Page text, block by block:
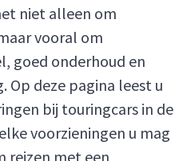
niet alleen om
vooral om
goed onderhoud en
Op deze pagina leest u
bij touringcars in de
voorzieningen u mag
reizen met een